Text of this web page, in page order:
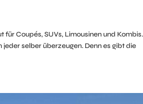
Coupés, SUVs, Limousinen und
selber überzeugen. Denn es gibt die